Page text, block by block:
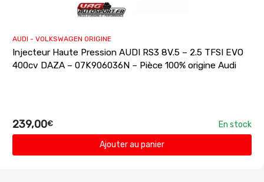
AUDI - VOLKSWAGEN ORIGINE
Injecteur Haute Pression AUDI RS3 8V.5 – 2.5 TFSI EVO
400cv DAZA – 07K906036N – Pièce 100% origine Audi
239,00€
En stock
Ajouter au panier